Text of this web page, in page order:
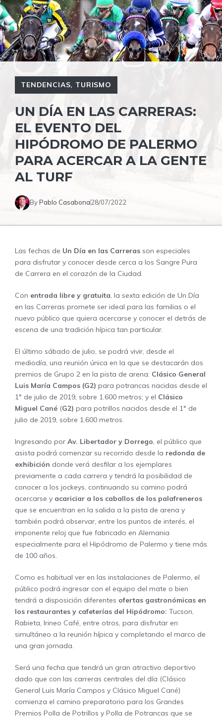
TENDENCIAS, TURISMO
UN DÍA EN LAS CARRERAS:
EL EVENTO DEL
HIPÓDROMO DE PALERMO
PARA ACERCAR A LA GENTE
AL TURF
ByPablo Casabona28/07/2022
Las fechas de Un Día en las Carreras son especiales
para disfrutar y conocer desde cerca a los Sangre Pura
de Carrera en el corazón de la Ciudad.
Con entrada libre y gratuita, la sexta edición de Un Día
en las Carreras promete ser ideal para las familias o el
nuevo público que quiera acercarse y conocer el detrás de
escena de una tradición hípica tan particular.
El último sábado de julio, se podrá vivir, desde el
mediodía, una reunión única en la que se destacarán dos
premios de Grupo 2 en la pista de arena: Clásico General
Luis María Campos (G2) para potrancas nacidas desde el
1° de julio de 2019, sobre 1.600 metros; y el Clásico
Miguel Cané (G2) para potrillos nacidos desde el 1° de
julio de 2019, sobre 1.600 metros.
Ingresando por Av. Libertador y Dorrego, el público que
asista podrá comenzar su recorrido desde la redonda de
exhibición donde verá desfilar a los ejemplares
previamente a cada carrera y tendrá la posibilidad de
conocer a los jockeys, continuando su camino podrá
acercarse y acariciar a los caballos de los palafreneros
que se encuentran en la salida a la pista de arena y
también podrá observar, entre los puntos de interés, el
imponente reloj que fue fabricado en Alemania
especialmente para el Hipódromo de Palermo y tiene más
de 100 años.
Como es habitual ver en las instalaciones de Palermo, el
público podrá ingresar con el equipo del mate o bien
tendrá a disposición diferentes ofertas gastronómicas en
los restaurantes y cafeterías del Hipódromo: Tucson,
Rabieta, Irineo Café, entre otros, para disfrutar en
simultáneo a la reunión hípica y completando el marco de
una gran jornada.
Será una fecha que tendrá un gran atractivo deportivo
dado que con las carreras centrales del día (Clásico
General Luis María Campos y Clásico Miguel Cané)
comienza el camino preparatorio para los Grandes
Premios Polla de Potrillos y Polla de Potrancas que se